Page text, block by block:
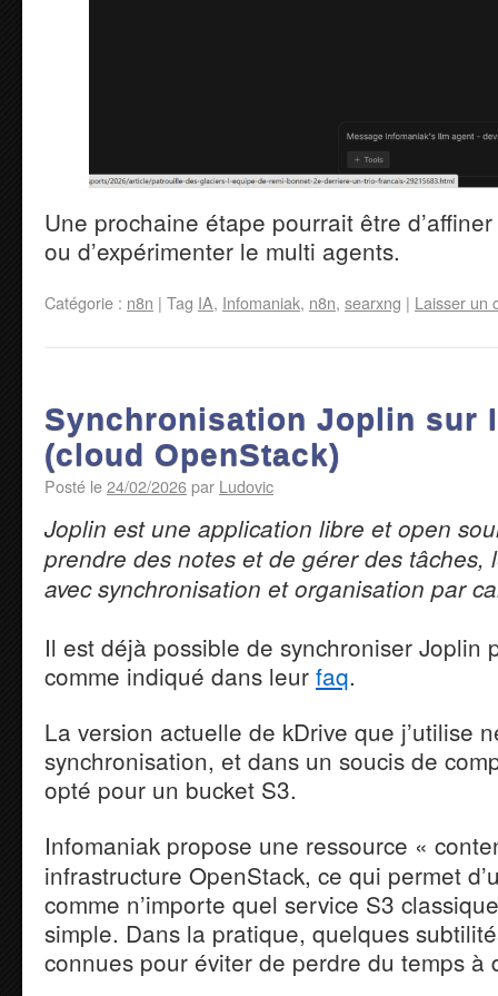
Une prochaine étape pourrait être
ou d’expérimenter le multi agents.
Catégorie : n8n | Tag IA, Infomaniak, n8n, searxng | Laisser un
Synchronisation Joplin sur
(cloud OpenStack)
Posté le24/02/2026par Ludovic
Joplin est une application libre et open
prendre des notes et de gérer des tâches,
avec synchronisation et organisation par
Il est déjà possible de synchroniser Joplin
comme indiqué dans leur faq.
La version actuelle de kDrive que j’utilise
synchronisation, et dans un soucis de
opté pour un bucket S3.
Infomaniak propose une ressource «
infrastructure OpenStack, ce qui permet
comme n’importe quel service S3
simple. Dans la pratique, quelques
connues pour éviter de perdre du temps à